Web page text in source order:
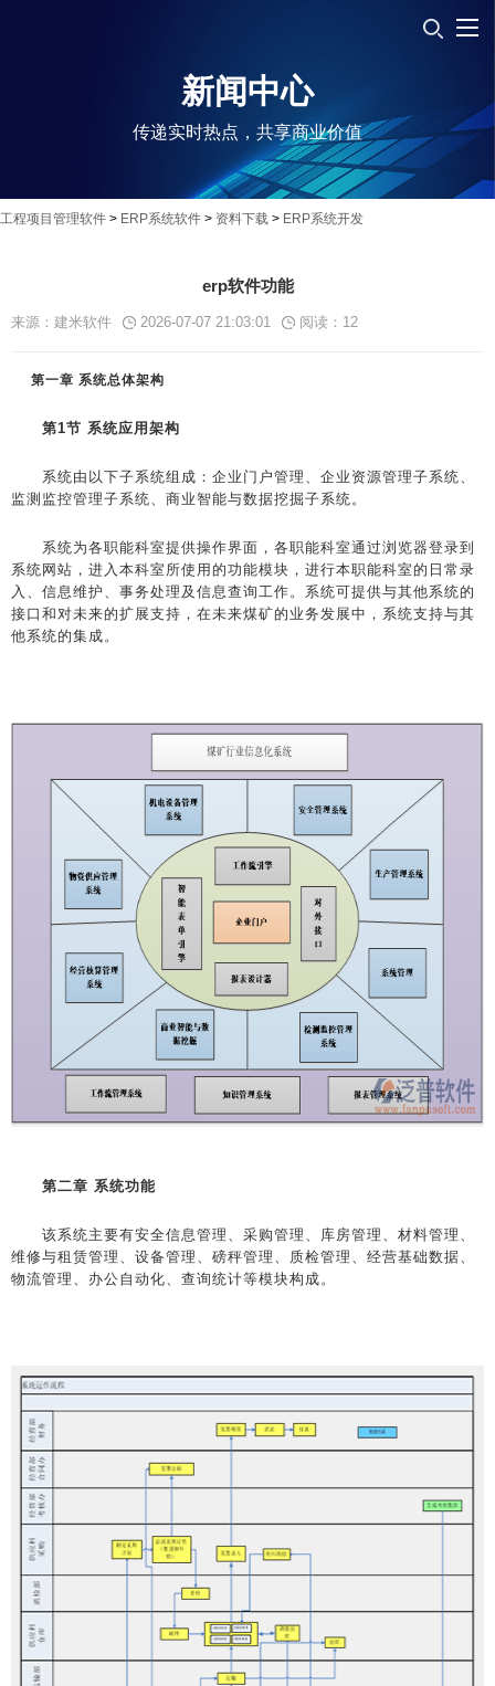
新闻中心
传递实时热点，共享商业价值
工程项目管理软件 > ERP系统软件 > 资料下载 > ERP系统开发
erp软件功能
来源：建米软件 2026-07-07 21:03:01 阅读： 12
第一章 系统总体架构
第1节 系统应用架构
系统由以下子系统组成：企业门户管理、企业资源管理子系统、
监测监控管理子系统、商业智能与数据挖掘子系统。
系统为各职能科室提供操作界面，各职能科室通过浏览器登录到
系统网站，进入本科室所使用的功能模块，进行本职能科室的日常录
入、信息维护、事务处理及信息查询工作。系统可提供与其他系统的
接口和对未来的扩展支持，在未来煤矿的业务发展中，系统支持与其
他系统的集成。
第二章 系统功能
该系统主要有安全信息管理、采购管理、库房管理、材料管理、
维修与租赁管理、设备管理、磅秤管理、质检管理、经营基础数据、
物流管理、办公自动化、查询统计等模块构成。